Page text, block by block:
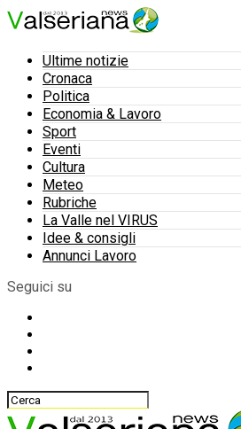
Ultime notizie
Cronaca
Politica
Economia & Lavoro
Sport
Eventi
Cultura
Meteo
Rubriche
La Valle nel VIRUS
Idee & consigli
Annunci Lavoro
Seguici su